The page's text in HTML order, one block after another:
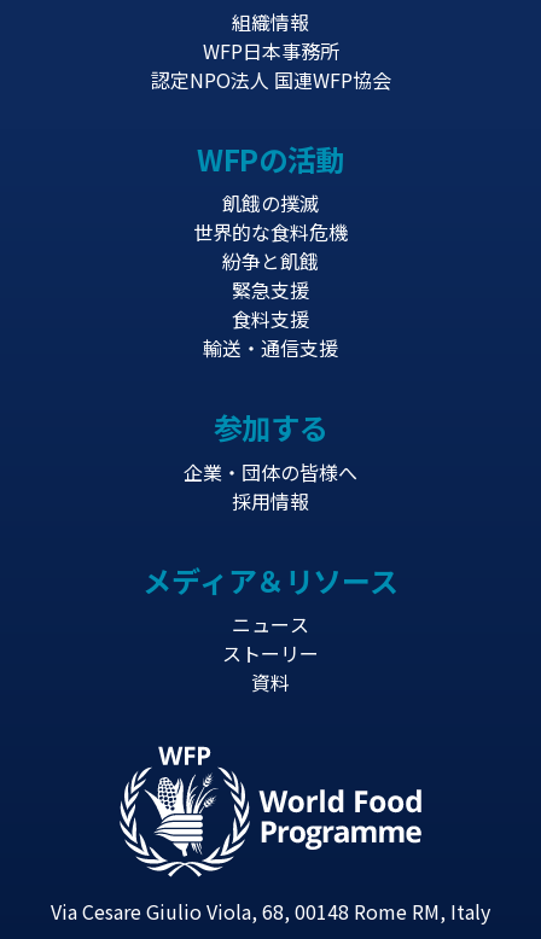
組織情報
WFP日本事務所
認定NPO法人 国連WFP協会
WFPの活動
飢餓の撲滅
世界的な食料危機
紛争と飢餓
緊急支援
食料支援
輸送・通信支援
参加する
企業・団体の皆様へ
採用情報
メディア＆リソース
ニュース
ストーリー
資料
Via Cesare Giulio Viola, 68, 00148 Rome RM, Italy